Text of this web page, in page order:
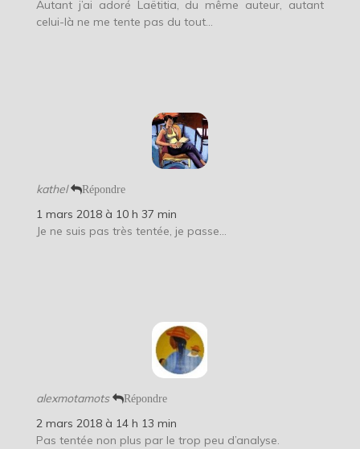
Autant j’ai adoré Laëtitia, du même auteur, autant
celui-là ne me tente pas du tout…
kathel Répondre
1 mars 2018 à 10 h 37 min
Je ne suis pas très tentée, je passe…
alexmotamots Répondre
2 mars 2018 à 14 h 13 min
Pas tentée non plus par le trop peu d’analyse.